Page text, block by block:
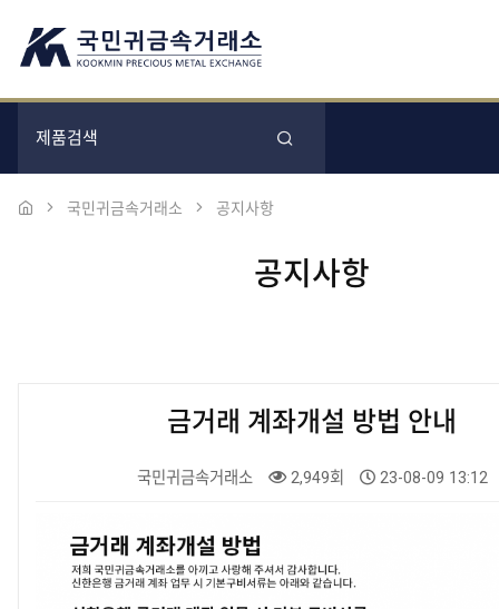
국민귀금속거래소 공지사항
공지사항
금거래 계좌개설 방법 안내
국민귀금속거래소 2,949회 23-08-09 13:12